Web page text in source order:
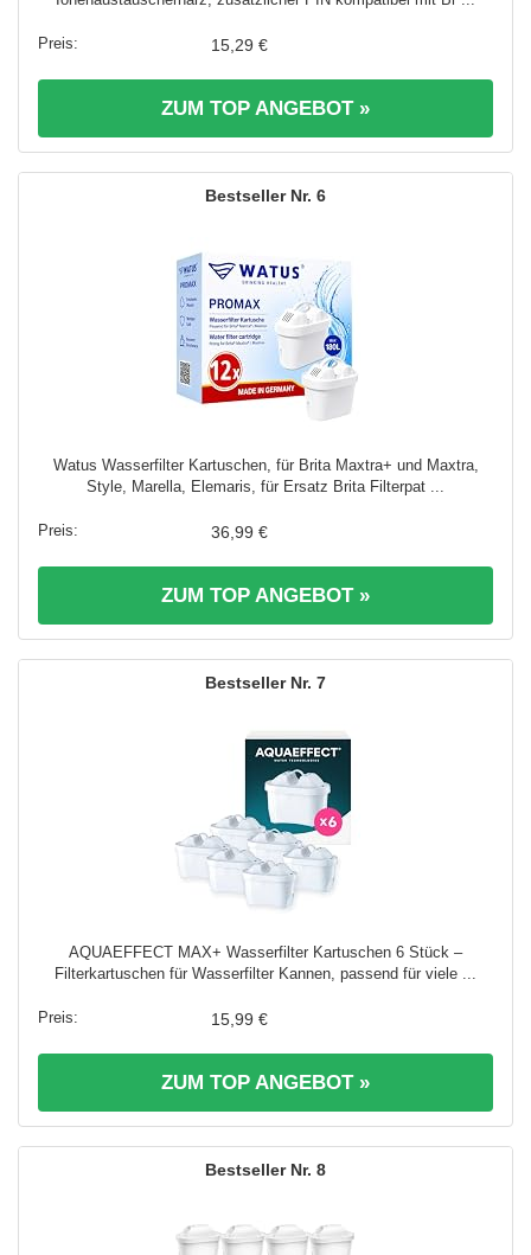
15,29 €
ZUM TOP ANGEBOT »
6
Watus Wasserfilter Kartuschen, für Brita Maxtra+ und Maxtra,
Style, Marella, Elemaris, für Ersatz Brita Filterpat ...
36,99 €
ZUM TOP ANGEBOT »
7
AQUAEFFECT MAX+ Wasserfilter Kartuschen 6 Stück –
Filterkartuschen für Wasserfilter Kannen, passend für viele ...
15,99 €
ZUM TOP ANGEBOT »
8